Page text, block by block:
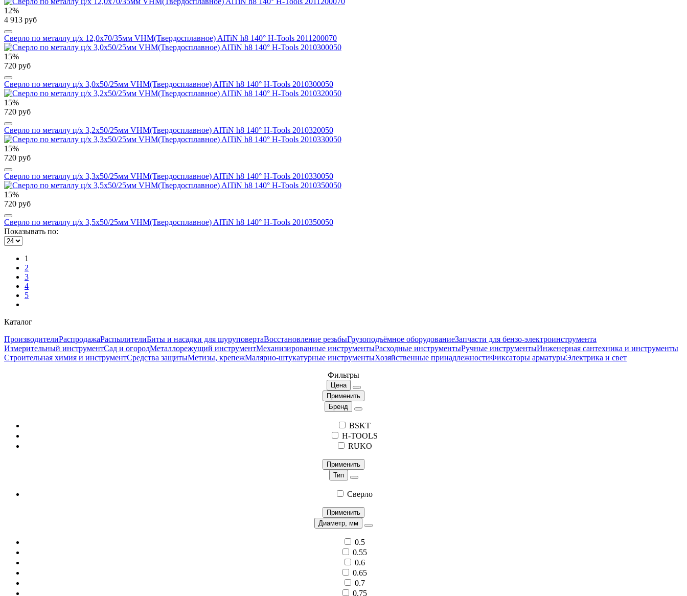
12%
4 913 руб
Сверло по металлу ц/х 12,0x70/35мм VHM(Твердосплавное) AlTiN h8 140° H-Tools 2011200070
15%
720 руб
Сверло по металлу ц/х 3,0x50/25мм VHM(Твердосплавное) AlTiN h8 140° H-Tools 2010300050
15%
720 руб
Сверло по металлу ц/х 3,2x50/25мм VHM(Твердосплавное) AlTiN h8 140° H-Tools 2010320050
15%
720 руб
Сверло по металлу ц/х 3,3x50/25мм VHM(Твердосплавное) AlTiN h8 140° H-Tools 2010330050
15%
720 руб
Сверло по металлу ц/х 3,5x50/25мм VHM(Твердосплавное) AlTiN h8 140° H-Tools 2010350050
Показывать по:
1
2
3
4
5
Каталог
ПроизводителиРаспродажаРаспылителиБиты и насадки для шуруповертаВосстановление резьбыГрузоподъёмное оборудованиеЗапчасти для бензо-электроинструмента
Измерительный инструментСад и огородМеталлорежущий инструментМеханизированные инструментыРасходные инструментыРучные инструментыИнженерная сантехника и инструменты
Строительная химия и инструментСредства защитыМетизы, крепежМалярно-штукатурные инструментыХозяйственные принадлежностиФиксаторы арматурыЭлектрика и свет
Фильтры
Цена
Применить
Бренд
BSKT
H-TOOLS
RUKO
Применить
Тип
Сверло
Применить
Диаметр, мм
0.5
0.55
0.6
0.65
0.7
0.75